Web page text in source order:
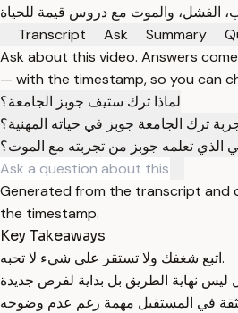
Transcript
Ask Summary
Ask about this video. Answers
— with the timestamp, so you can
لماذا ترك ستيف جوبز الجامعة؟
ترك الجامعة جوبز في حياته المهنية؟
الذي تعلمه جوبز من تجربته مع الموت؟
Generated from the transcript and
the timestamp.
Key Takeaways
اتبع شغفك ولا تستقر على شيء لا تحبه.